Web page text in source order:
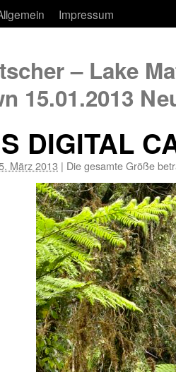
Impressum
– Lake
15.01.2013
DIGITAL
März 2013 | Die gesamte Größe